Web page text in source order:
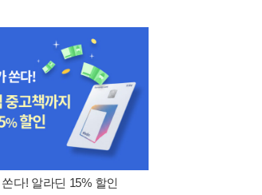
다! 알라딘 15% 할인